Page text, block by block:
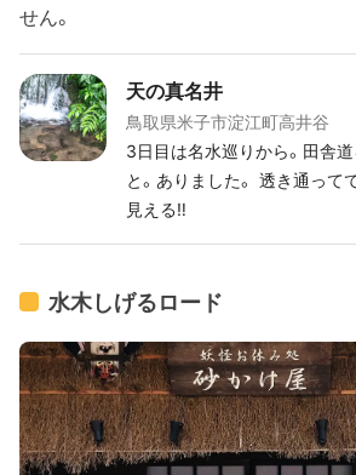
せん。
天の真名井
鳥取県米子市淀江町高井谷
3日目は名水巡りから。田舎
と。ありました。 透き通って
見える‼︎
水木しげるロード